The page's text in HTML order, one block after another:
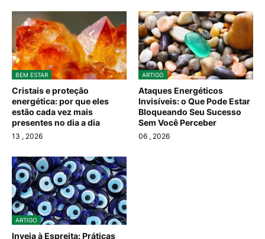
BEM ESTAR
Cristais e proteção
energética: por que eles
estão cada vez mais
presentes no dia a dia
13 , 2026
ARTIGO
Ataques Energéticos
Invisíveis: o Que Pode Estar
Bloqueando Seu Sucesso
Sem Você Perceber
06 , 2026
ARTIGO
Inveja à Espreita: Práticas